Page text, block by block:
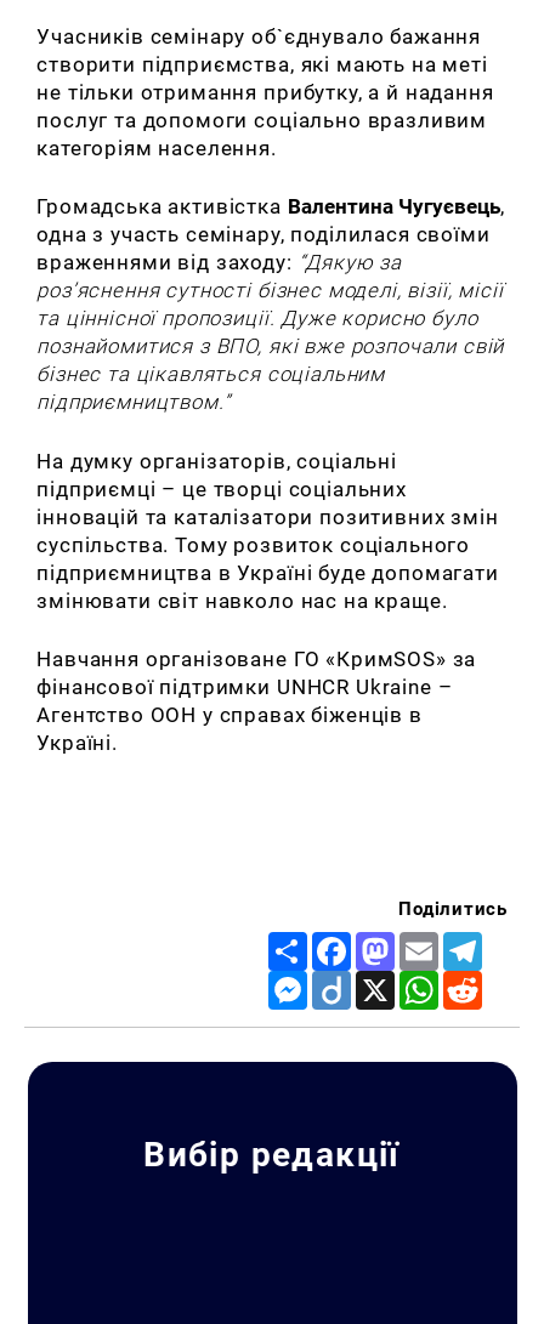
Учасників семінару об`єднувалобажання
створити підприємства, які мають на меті
не тільки отримання прибутку, а й надання
послуг та допомоги соціально вразливим
категоріям населення.
Громадська активістка Валентина Чугуєвець,
одна з участь семінару, поділилася своїми
враженнями від заходу: “Дякую за
роз’яснення сутності бізнес моделі, візії, місії
та ціннісної пропозиції. Дуже корисно було
познайомитися з ВПО, які вже розпочали свій
бізнес та цікавляться соціальним
підприємництвом.”
На думку організаторів, соціальні
підприємці – це творці соціальних
інновацій та каталізатори позитивних змін
суспільства. Тому розвиток соціального
підприємництва в Україні буде допомагати
змінювати світ навколо нас на краще.
Навчання організоване ГО «КримSOS» за
фінансової підтримки UNHCR Ukraine –
Aгентство ООН у справах біженців в
Україні.
Поділитись
Share FacebookMastodon
Email
Messenger
Diigo X WhatsApp
Вибір редакції